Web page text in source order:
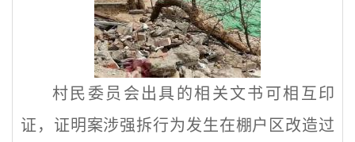
村民委员会出具的相关文书可相互印
证，证明案涉强拆行为发生在棚户区改造过